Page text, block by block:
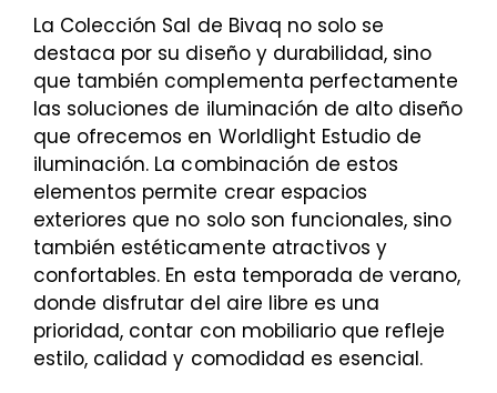
La Colección Sal de Bivaq no solo se
destaca por su diseño y durabilidad, sino
que también complementa perfectamente
las soluciones de iluminación de alto diseño
que ofrecemos en Worldlight Estudio de
iluminación. La combinación de estos
elementos permite crear espacios
exteriores que no solo son funcionales, sino
también estéticamente atractivos y
confortables. En esta temporada de verano,
donde disfrutar del aire libre es una
prioridad, contar con mobiliario que refleje
estilo, calidad y comodidad es esencial.